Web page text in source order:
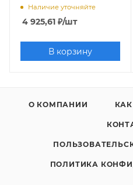
(шар вулканизирован
Наличие уточняйте
4 925,61 ₽/шт
В корзину
О КОМПАНИИ
ПОЛИТИКА